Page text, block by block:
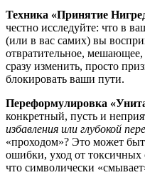
Техника «Принятие
честно исследуйте: что в
(или в вас самих) вы
отвратительное,
сразу изменить, просто
блокировать ваши пути.
Переформулировка
конкретный, пусть и
избавления или глубокой
«проходом»? Это может
ошибки, уход от
что символически